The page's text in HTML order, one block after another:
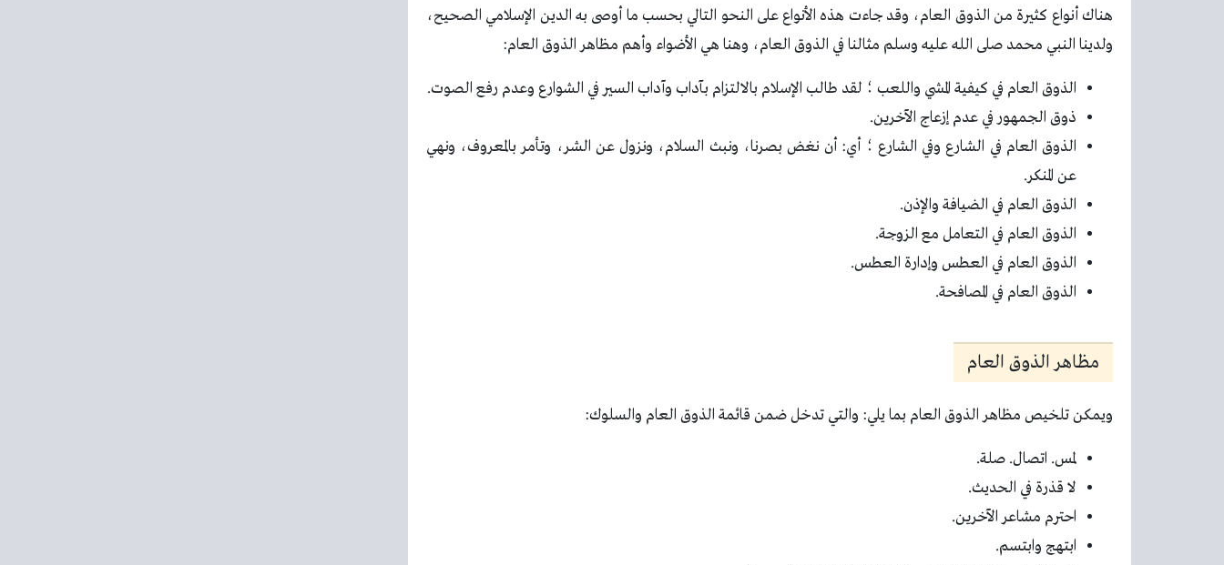
هناك أنواع كثيرة من الذوق العام، وقد جاءت هذه الأنواع على النحو التالي بحسب ما أوصى به الدين الإسلامي الصحيح،
ولدينا النبي محمد صلى الله عليه وسلم مثالنا في الذوق العام، وهنا هي الأضواء وأهم مظاهر الذوق العام:
الذوق العام في كيفية المشي واللعب ؛ لقد طالب الإسلام بالالتزام بآداب وآداب السير في الشوارع وعدم رفع الصوت.
ذوق الجمهور في عدم إزعاج الآخرين.
الذوق العام في الشارع وفي الشارع ؛ أي: أن نغض بصرنا، ونبث السلام، ونزول عن الشر، وتأمر بالمعروف، ونهي
عن المنكر.
الذوق العام في الضيافة والإذن.
الذوق العام في التعامل مع الزوجة.
الذوق العام في العطس وإدارة العطس.
الذوق العام في المصافحة.
مظاهر الذوق العام
ويمكن تلخيص مظاهر الذوق العام بما يلي: والتي تدخل ضمن قائمة الذوق العام والسلوك:
لمس. اتصال. صلة.
لا قذرة في الحديث.
احترم مشاعر الآخرين.
ابتهج وابتسم.